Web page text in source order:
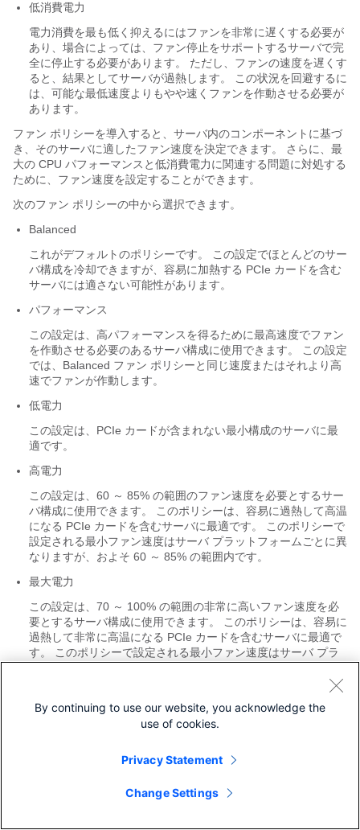
低消費電力
電力消費を最も低く抑えるにはファンを非常に遅くする必要が
あり、場合によっては、ファン停止をサポートするサーバで完
全に停止する必要があります。 ただし、ファンの速度を遅くす
ると、結果としてサーバが過熱します。 この状況を回避するに
は、可能な最低速度よりもやや速くファンを作動させる必要が
あります。
ファン ポリシーを導入すると、サーバ内のコンポーネントに基づ
き、そのサーバに適したファン速度を決定できます。 さらに、最
大の CPU パフォーマンスと低消費電力に関連する問題に対処する
ために、ファン速度を設定することができます。
次のファン ポリシーの中から選択できます。
Balanced
これがデフォルトのポリシーです。 この設定でほとんどのサー
バ構成を冷却できますが、容易に加熱する PCIe カードを含む
サーバには適さない可能性があります。
パフォーマンス
この設定は、高パフォーマンスを得るために最高速度でファン
を作動させる必要のあるサーバ構成に使用できます。 この設定
では、Balanced ファン ポリシーと同じ速度またはそれより高
速でファンが作動します。
低電力
この設定は、PCIe カードが含まれない最小構成のサーバに最
適です。
高電力
この設定は、60 ～ 85% の範囲のファン速度を必要とするサー
バ構成に使用できます。 このポリシーは、容易に過熱して高温
になる PCIe カードを含むサーバに最適です。 このポリシーで
設定される最小ファン速度はサーバ プラットフォームごとに異
なりますが、およそ 60 ～ 85% の範囲内です。
最大電力
この設定は、70 ～ 100% の範囲の非常に高いファン速度を必
要とするサーバ構成に使用できます。 このポリシーは、容易に
過熱して非常に高温になる PCIe カードを含むサーバに最適で
す。 このポリシーで設定される最小ファン速度はサーバ プラ
CIMC でファン ポリシーを設定することはできます
決定されます。 たとえば、ファン ポリシーを
ドがサーバに含まれる場合は、サーバのファン速度が
自動的に調整されます。 しかし、定義されたポリシー
By continuing to use our website, you acknowledge the
use of cookies.
Privacy Statement
Change Settings